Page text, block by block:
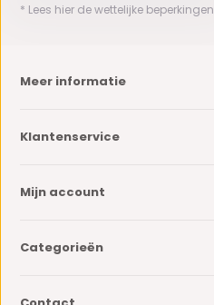
* Lees hier de wettelijke beperkingen
Meer informatie
Klantenservice
Mijn account
Categorieën